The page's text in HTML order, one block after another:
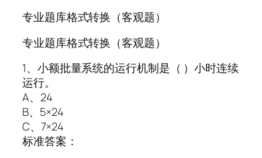
专业题库格式转换（客观题）
专业题库格式转换（客观题）
1、小额批量系统的运行机制是（ ）小时连续
运行。
A、24
B、5×24
C、7×24
标准答案：